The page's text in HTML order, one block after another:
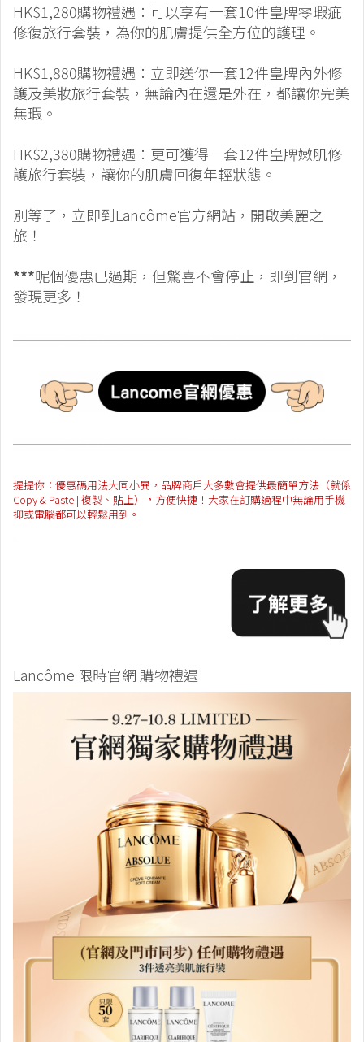
HK$1,280購物禮遇：可以享有一套10件皇牌零瑕疵
修復旅行套裝，為你的肌膚提供全方位的護理。
HK$1,880購物禮遇：立即送你一套12件皇牌內外修
護及美妝旅行套裝，無論內在還是外在，都讓你完美
無瑕。
HK$2,380購物禮遇：更可獲得一套12件皇牌嫩肌修
護旅行套裝，讓你的肌膚回復年輕狀態。
別等了，立即到Lancôme官方網站，開啟美麗之
旅！
***呢個優惠已過期，但驚喜不會停止，即到官網，
發現更多！
提提你：優惠碼用法大同小異，品牌商戶大多數會提供最簡單方法（就係
Copy & Paste | 複製、貼上），方便快捷！大家在訂購過程中無論用手機
抑或電腦都可以輕鬆用到。
Lancôme 限時官網 購物禮遇